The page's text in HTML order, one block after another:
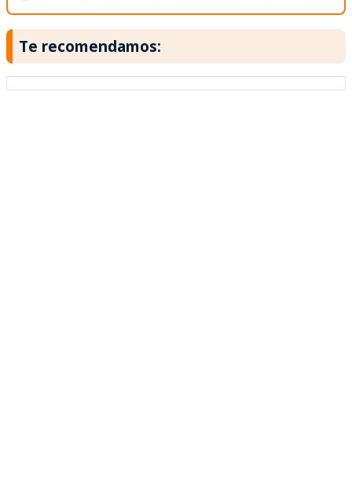
Te recomendamos: